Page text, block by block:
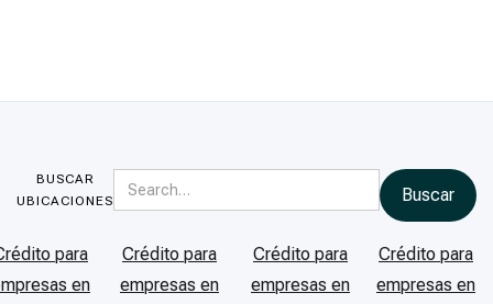
BUSCAR
UBICACIONES
para
en
Crédito para
empresas en
Crédito para
empresas en
Crédito para
empresas en